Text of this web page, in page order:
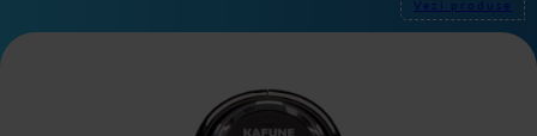
Vezi produse